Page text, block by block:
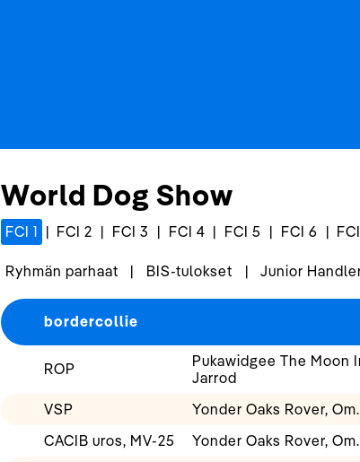
World Dog Show
FCI 1 | FCI 2 | FCI 3 | FCI 4 | FCI 5 | FCI 6 |
Ryhmän parhaat | BIS-tulokset | Junior
bordercollie
ROP
Pukawidgee The Moon
Jarrod
VSP
Yonder Oaks Rover,
CACIB uros, MV-25
Yonder Oaks Rover,